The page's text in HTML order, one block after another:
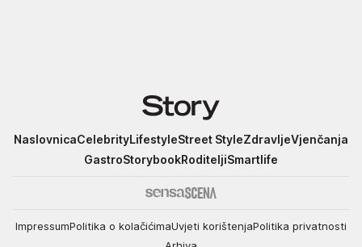
Story
NaslovnicaCelebrityLifestyleStreet StyleZdravljeVjenčanja
GastroStorybookRoditeljiSmartlife
ImpressumPolitika o kolačićimaUvjeti korištenjaPolitika privatnosti